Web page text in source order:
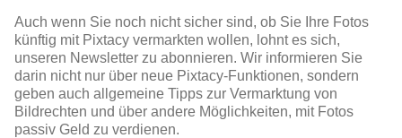
Auch wenn Sie noch nicht sicher sind, ob Sie Ihre Fotos
künftig mit Pixtacy vermarkten wollen, lohnt es sich,
unseren Newsletter zu abonnieren. Wir informieren Sie
darin nicht nur über neue Pixtacy-Funktionen, sondern
geben auch allgemeine Tipps zur Vermarktung von
Bildrechten und über andere Möglichkeiten, mit Fotos
passiv Geld zu verdienen.